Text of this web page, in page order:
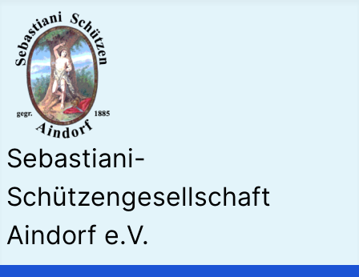
Sebastiani-
Schützengesellschaft
Aindorf e.V.